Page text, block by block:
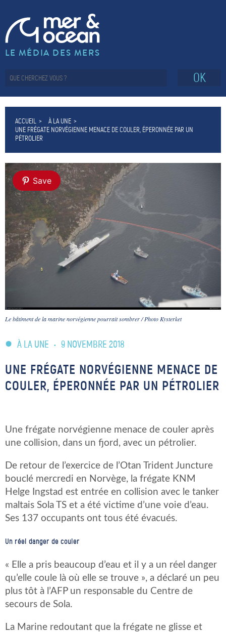
LE MÉDIA DES MERS
OK
ACCUEIL
À LA UNE
UNE FRÉGATE NORVÉGIENNE MENACE DE COULER, ÉPERONNÉE PAR UN
PÉTROLIER
Save
Le bâtiment de la marine norvégienne pourrait sombrer / Photo Kysterket
À LA UNE • 9 NOVEMBRE 2018
UNE FRÉGATE NORVÉGIENNE MENACE DE
COULER, ÉPERONNÉE PAR UN PÉTROLIER
Une frégate norvégienne menace de couler après
une collision, dans un fjord, avec un pétrolier.
De retour de l’exercice de l’Otan Trident Juncture
bouclé mercredi en Norvège, la frégate KNM
Helge Ingstad est entrée en collision avec le tanker
maltais Sola TS et a été victime d’une voie d’eau.
Ses 137 occupants ont tous été évacués.
Un réel danger de couler
« Elle a pris beaucoup d’eau et il y a un réel danger
qu’elle coule là où elle se trouve », a déclaré un peu
plus tôt à l’AFP un responsable du Centre de
secours de Sola.
La Marine redoutant que la frégate ne glisse et